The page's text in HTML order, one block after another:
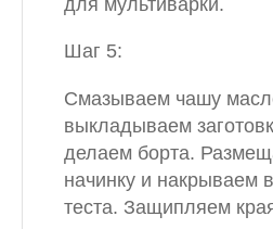
Шаг 5:
Смазываем чашу
выкладываем
делаем борта.
начинку и накрываем
теста. Защипляем